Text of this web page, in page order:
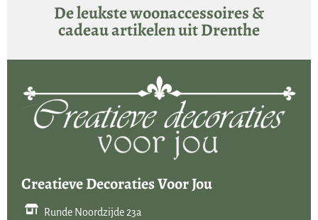
De leukste woonaccessoires &
cadeau artikelen uit Drenthe
Creatieve Decoraties Voor Jou
Runde Noordzijde 23a